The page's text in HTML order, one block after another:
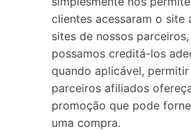
clientes acessaram o site
sites de nossos
possamos creditá-los
quando aplicável,
parceiros afiliados
promoção que pode
uma compra.